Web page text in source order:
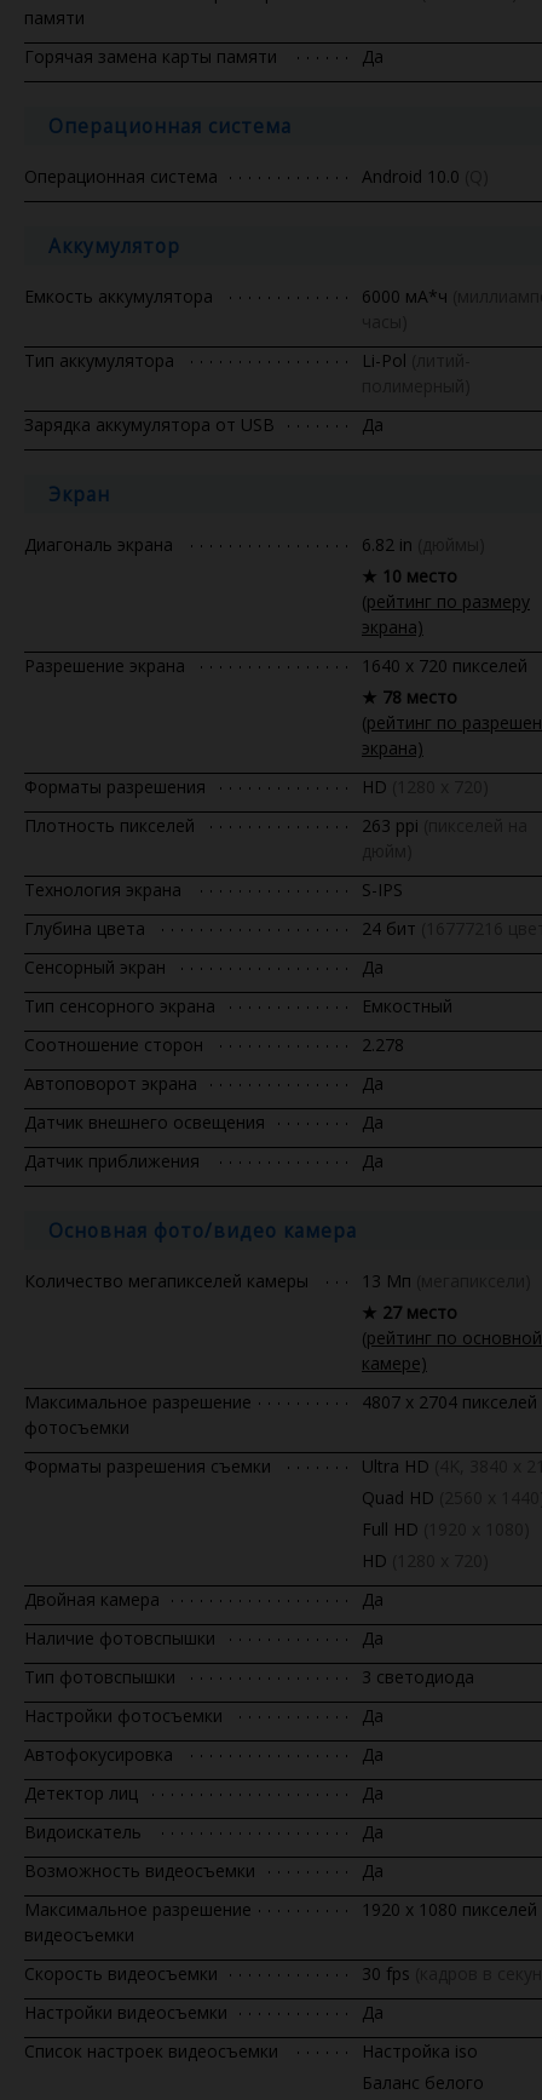
памяти
Горячая замена карты памяти Да
Операционная система
Операционная система Android 10.0
Аккумулятор
Емкость аккумулятора 6000 мА*ч
Тип аккумулятора
Li-Pol
Зарядка аккумулятора от USB
Да
Экран
Диагональ экрана 6.82 in
★ 10 место
(рейтинг по размеру
экрана)
Разрешение экрана
1640 x 720 пикселей
★ 78 место
(рейтинг по
экрана)
Форматы разрешения
HD
Плотность пикселей
263 ppi
Технология экрана
S-IPS
Глубина цвета
24 бит
Сенсорный экран
Да
Тип сенсорного экрана
Емкостный
Соотношение сторон
2.278
Автоповорот экрана
Да
Датчик внешнего освещения
Да
Датчик приближения
Да
Основная фото/видео камера
Количество мегапикселей камеры 13 Мп
★ 27 место
(рейтинг по основной
камере)
Максимальное разрешение
фотосъемки
4807 x 2704 пикселей
Форматы разрешения съемки Ultra HD
Quad HD
Full HD
HD
Двойная камера
Да
Наличие фотовспышки
Да
Тип фотовспышки
3 светодиода
Настройки фотосъемки
Да
Автофокусировка
Да
Детектор лиц
Да
Видоискатель
Да
Возможность видеосъемки
Да
Максимальное разрешение
видеосъемки
1920 x 1080 пикселей
Скорость видеосъемки 30 fps
Настройки видеосъемки
Да
Список настроек видеосъемки
Настройка iso
Баланс белого